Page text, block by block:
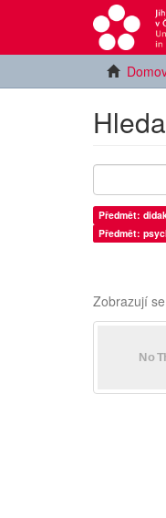
Předmět:
Předmět:
Zobrazují